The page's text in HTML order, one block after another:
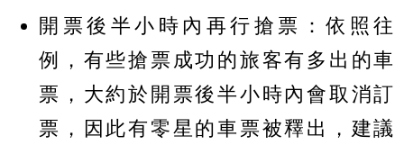
開票後半小時內再行搶票：依照往
例，有些搶票成功的旅客有多出的車
票，大約於開票後半小時內會取消訂
票，因此有零星的車票被釋出，建議